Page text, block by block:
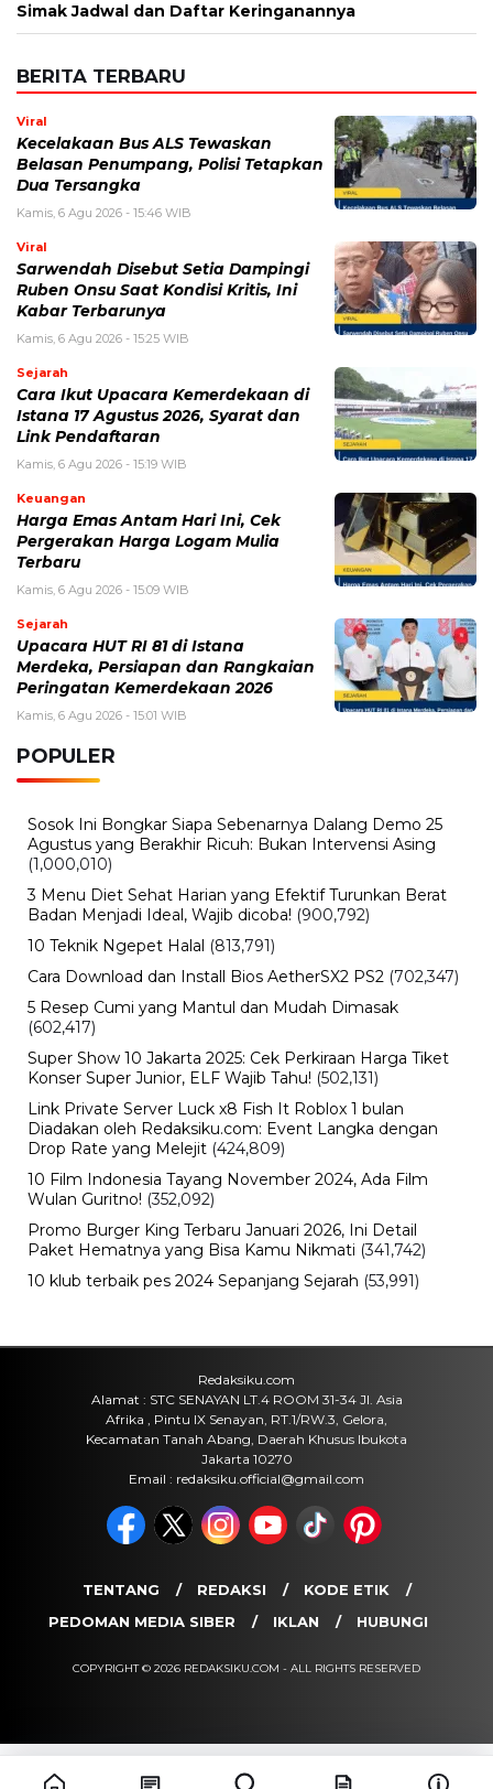
Simak Jadwal dan Daftar Keringanannya
BERITA TERBARU
Viral
Kecelakaan Bus ALS Tewaskan
Belasan Penumpang, Polisi Tetapkan
Dua Tersangka
Kamis, 6 Agu 2026 - 15:46 WIB
Viral
Sarwendah Disebut Setia Dampingi
Ruben Onsu Saat Kondisi Kritis, Ini
Kabar Terbarunya
Kamis, 6 Agu 2026 - 15:25 WIB
Sejarah
Cara Ikut Upacara Kemerdekaan di
Istana 17 Agustus 2026, Syarat dan
Link Pendaftaran
Kamis, 6 Agu 2026 - 15:19 WIB
Keuangan
Harga Emas Antam Hari Ini, Cek
Pergerakan Harga Logam Mulia
Terbaru
Kamis, 6 Agu 2026 - 15:09 WIB
Sejarah
Upacara HUT RI 81 di Istana
Merdeka, Persiapan dan Rangkaian
Peringatan Kemerdekaan 2026
Kamis, 6 Agu 2026 - 15:01 WIB
POPULER
Sosok Ini Bongkar Siapa Sebenarnya Dalang Demo 25
Agustus yang Berakhir Ricuh: Bukan Intervensi Asing
(1,000,010)
3 Menu Diet Sehat Harian yang Efektif Turunkan Berat
Badan Menjadi Ideal, Wajib dicoba! (900,792)
10 Teknik Ngepet Halal (813,791)
Cara Download dan Install Bios AetherSX2 PS2 (702,347)
5 Resep Cumi yang Mantul dan Mudah Dimasak
(602,417)
Super Show 10 Jakarta 2025: Cek Perkiraan Harga Tiket
Konser Super Junior, ELF Wajib Tahu! (502,131)
Link Private Server Luck x8 Fish It Roblox 1 bulan
Diadakan oleh Redaksiku.com: Event Langka dengan
Drop Rate yang Melejit (424,809)
10 Film Indonesia Tayang November 2024, Ada Film
Wulan Guritno! (352,092)
Promo Burger King Terbaru Januari 2026, Ini Detail
Paket Hematnya yang Bisa Kamu Nikmati (341,742)
10 klub terbaik pes 2024 Sepanjang Sejarah (53,991)
Redaksiku.com
Alamat : STC SENAYAN LT.4 ROOM 31-34 Jl. Asia
Afrika , Pintu IX Senayan, RT.1/RW.3, Gelora,
Kecamatan Tanah Abang, Daerah Khusus Ibukota
Jakarta 10270
Email : redaksiku.official@gmail.com
TENTANG REDAKSI
KODE ETIK
PEDOMAN MEDIA SIBER
IKLAN HUBUNGI
COPYRIGHT © 2026 REDAKSIKU.COM - ALL RIGHTS RESERVED